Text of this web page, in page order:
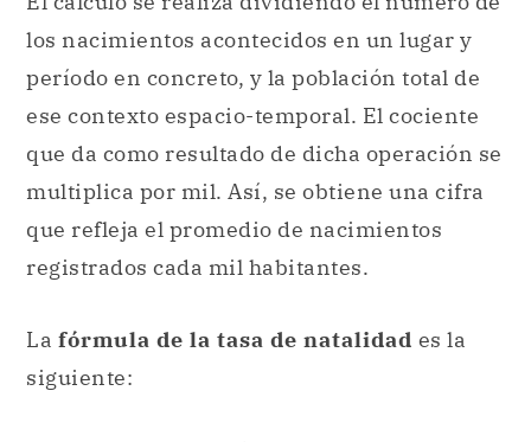
los nacimientos acontecidos en un lugar y
período en concreto, y la población total de
ese contexto espacio-temporal. El cociente
que da como resultado de dicha operación se
multiplica por mil. Así, se obtiene una cifra
que refleja el promedio de nacimientos
registrados cada mil habitantes.
La fórmula de la tasa de natalidad es la
siguiente: